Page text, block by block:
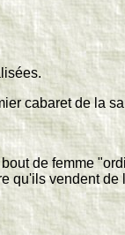
cabaret de la
de femme
qu'ils vendent de